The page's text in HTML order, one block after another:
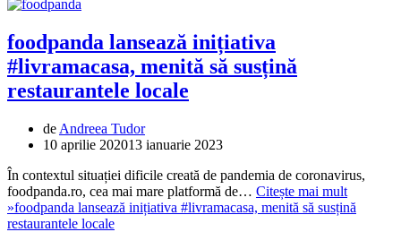
foodpanda lansează inițiativa
#livramacasa, menită să susțină
restaurantele locale
de Andreea Tudor
10 aprilie 202013 ianuarie 2023
În contextul situației dificile creată de pandemia de coronavirus,
foodpanda.ro, cea mai mare platformă de… Citește mai mult
»foodpanda lansează inițiativa #livramacasa, menită să susțină
restaurantele locale